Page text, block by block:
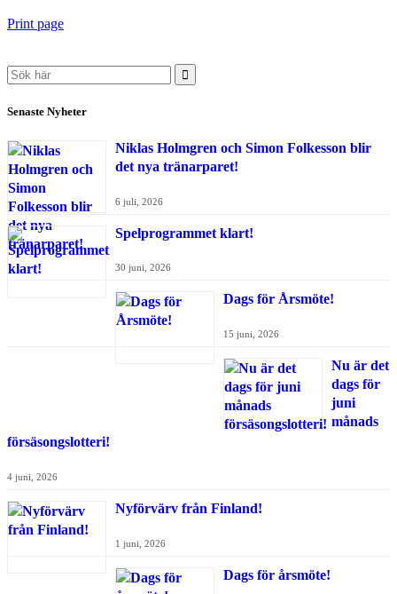
Print page
Search
for:
Senaste Nyheter
Niklas Holmgren och Simon Folkesson blir
det nya tränarparet!
6 juli, 2026
Spelprogrammet klart!
30 juni, 2026
Dags för Årsmöte!
15 juni, 2026
Nu är det
dags för
juni
månads
försäsongslotteri!
4 juni, 2026
Nyförvärv från Finland!
1 juni, 2026
Dags för årsmöte!